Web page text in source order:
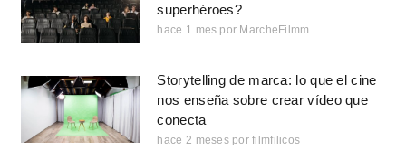
superhéroes?
hace 1 mes por MarcheFilmm
Storytelling de marca: lo que el cine
nos enseña sobre crear vídeo que
conecta
hace 2 meses por filmfilicos